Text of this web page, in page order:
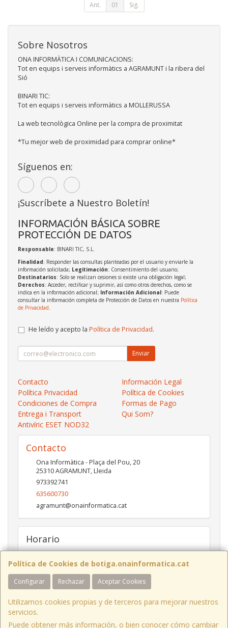
Ant. 01 Sig.
Política de Cookies de botiga.onainformatica.cat
Configurar Rechazar Aceptar Cookies
Utilizamos cookies propias y de terceros para mejorar nuestros
servicios.
Puede obtener más información, o bien conocer cómo cambiar
Sobre Nosotros
ONA INFORMÀTICA I COMUNICACIONS:
Tot en equips i serveis informàtics a AGRAMUNT i la ribera del
Sió
BINARI TIC:
Tot en equips i serveis informàtics a MOLLERUSSA
La web tecnològica Online per la compra de proximitat
*Tu mejor web de proximidad para comprar online*
Síguenos en:
¡Suscríbete a Nuestro Boletín!
INFORMACIÓN BÁSICA SOBRE
PROTECCIÓN DE DATOS
Responsable: BINARI TIC, S.L.
Finalidad: Responder las consultas planteadas por el usuario y enviarle la
información solicitada; Legitimación: Consentimiento del usuario;
Destinatarios: Solo se realizan cesiones si existe una obligación legal;
Derechos: Acceder, rectificar y suprimir, así como otros derechos, como se
indica en la información adicional; Información Adicional: Puede
consultar la información completa de Protección de Datos en nuestra Política
de Privacidad.
He leído y acepto la Política de Privacidad.
Enviar
Contacto
Información Legal
Política Privacidad
Política de Cookies
Condiciones de Compra
Formas de Pago
Entrega i Transport
Qui Som?
Antivíric ESET NOD32
Contacto
Ona Informàtica - Plaça del Pou, 20
25310AGRAMUNT,Lleida
973392741
635600730
agramunt@onainformatica.cat
Horario
De 9h a 13:15h i de 15:45h a 19:45h de dilluns a divendres.
Dissabtes de De 9:30h a 13:30h
ONA INFORMÀTICA I COMUNICACIONS- Plaça del Pou, 20 - 25310
AGRAMUNT/ Tel. 973 392 741 - 973 711 276
711 715 - 973 711 276